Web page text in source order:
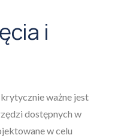
i
ważne jest
dostępnych w
w celu